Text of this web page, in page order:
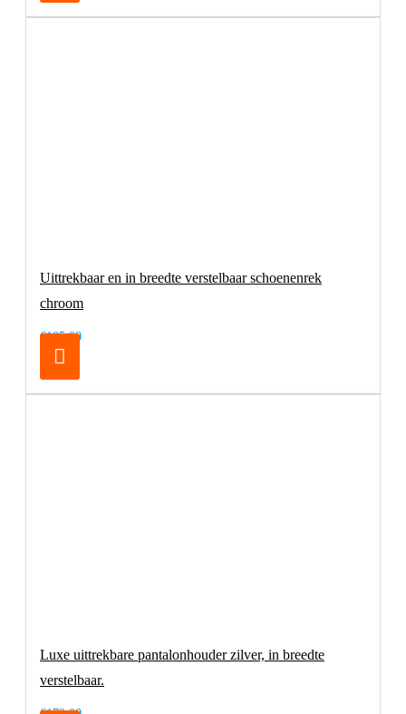
Uittrekbaar en in breedte verstelbaar schoenenrek
chroom
€105,00
Luxe uittrekbare pantalonhouder zilver, in breedte
verstelbaar.